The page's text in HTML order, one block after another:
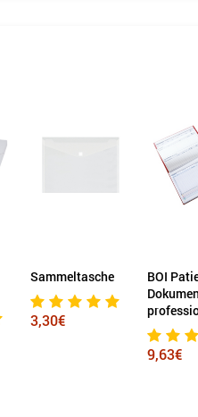
Sammeltasche
3,30€
BOI
9,63€